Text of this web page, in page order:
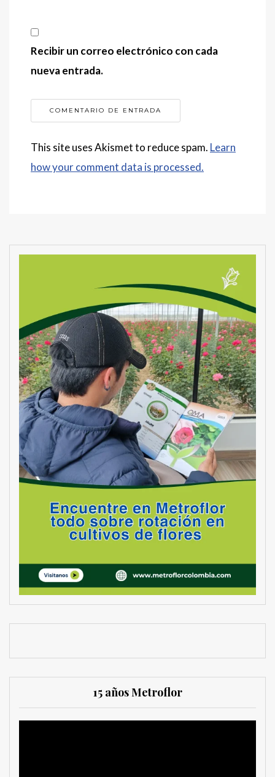
Recibir un correo electrónico con cada
nueva entrada.
This site uses Akismet to reduce spam. Learn
how your comment data is processed.
15 años Metroflor